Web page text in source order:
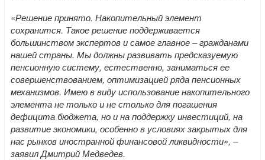
«Решение принято. Накопительный элемент
сохранится. Такое решение поддерживается
большинством экспертов и самое главное – гражданами
нашей страны. Мы должны развивать предсказуемую
пенсионную систему, естественно, заниматься ее
совершенствованием, оптимизацией ряда пенсионных
механизмов. Имею в виду использование накопительного
элемента не только и не столько для погашения
дефицита бюджета, но и на поддержку инвестиций, на
развитие экономики, особенно в условиях закрытых для
нас рынков иностранной финансовой ликвидности», –
заявил Дмитрий Медведев.